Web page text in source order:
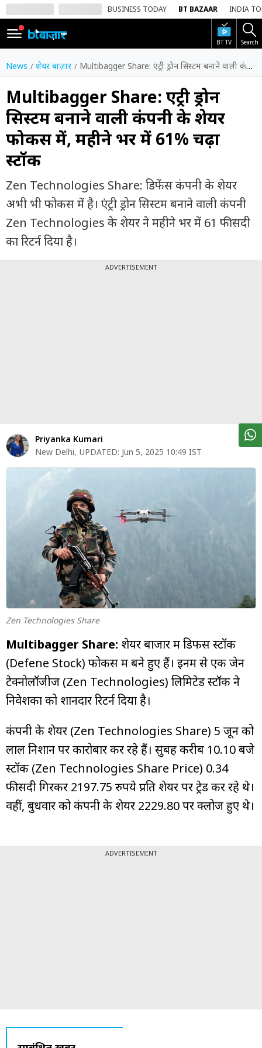
BUSINESS TODAY BT BAZAAR INDIA
BT TV Search
SIGN
IN
Dark
Mode
होम
शेयर
बाज़ार
वीडियो
ट्रेंडिंग
बिजनेस
न्यूज
शेयर
बाज़ार
म्यूचुअल
फंड
News शेयर बाज़ार Multibagger Share: एंट्री ड्रोन सिस्टम बनाने वाली कंपनी के शेयर फोकस में, महीने भर में 61% चढ़ा स्टॉक
Multibagger Share: एंट्री ड्रोन
सिस्टम बनाने वाली कंपनी के शेयर
फोकस में, महीने भर में 61% चढ़ा
स्टॉक
Zen Technologies Share: डिफेंस कंपनी के शेयर
अभी भी फोकस में है। एंट्री ड्रोन सिस्टम बनाने वाली कंपनी
Zen Technologies के शेयर ने महीने भर में 61 फीसदी
का रिटर्न दिया है।
ADVERTISEMENT
Priyanka Kumari
New Delhi, UPDATED: Jun 5, 2025 10:49 IST
Zen Technologies Share
Multibagger Share: शेयर बाजार में डिफेंस स्टॉक
(Defene Stock) फोकस में बने हुए हैं। इनमें से एक जेन
टेक्नोलॉजीज (Zen Technologies) लिमिटेड स्टॉक ने
निवेशकों को शानदार रिटर्न दिया है।
कंपनी के शेयर (Zen Technologies Share) 5 जून को
लाल निशान पर कारोबार कर रहे हैं। सुबह करीब 10.10 बजे
स्टॉक (Zen Technologies Share Price) 0.34
फीसदी गिरकर 2197.75 रुपये प्रति शेयर पर ट्रेड कर रहे थे।
वहीं, बुधवार को कंपनी के शेयर ₹2229.80 पर क्लोज हुए थे।
ADVERTISEMENT